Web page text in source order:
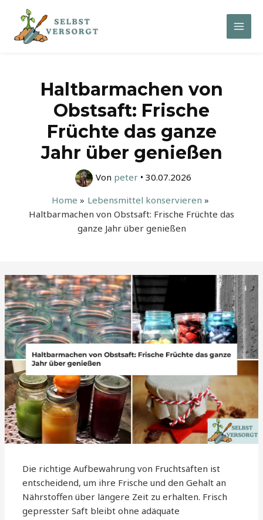
Inhalt
springen
Main
Haltbarmachen von
Obstsaft: Frische
Früchte das ganze
Jahr über genießen
Von peter • 30.07.2026
Home
Lebensmittel konservieren
Haltbarmachen von Obstsaft: Frische Früchte das
ganze Jahr über genießen
Die richtige Aufbewahrung von Fruchtsäften ist
entscheidend, um ihre Frische und den Gehalt an
Nährstoffen über längere Zeit zu erhalten. Frisch
gepresster Saft bleibt ohne adäquate